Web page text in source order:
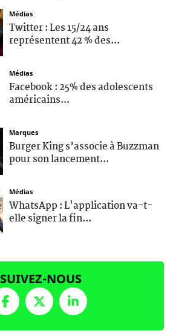
Médias
Twitter : Les 15/24 ans
représentent 42 % des...
Médias
Facebook : 25% des adolescents
américains...
Marques
Burger King s’associe à Buzzman
pour son lancement...
Médias
WhatsApp : L'application va-t-
elle signer la fin...
SUIVEZ-NOUS